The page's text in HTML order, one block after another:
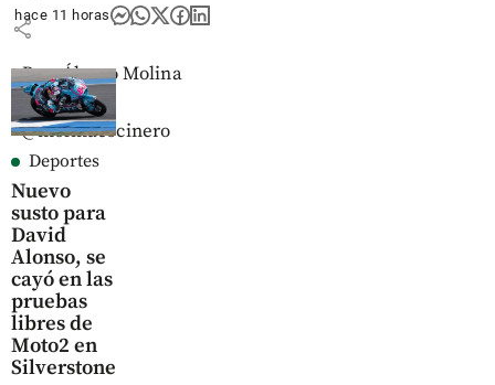
share
Deportes
Nuevo
susto para
David
Alonso, se
cayó en las
pruebas
libres de
Moto2 en
Silverstone
hace 11 horas
Por: Álvaro Molina
@molinacocinero